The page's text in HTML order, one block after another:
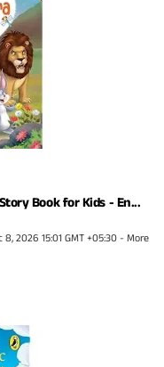
Book for Kids - En...
8, 2026 15:01 GMT +05:30 -More